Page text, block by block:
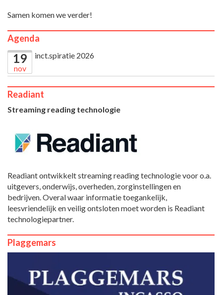
Samen komen we verder!
Agenda
19
nov
inct.spiratie 2026
Readiant
Streaming reading technologie
Readiant ontwikkelt streaming reading technologie voor o.a.
uitgevers, onderwijs, overheden, zorginstellingen en
bedrijven. Overal waar informatie toegankelijk,
leesvriendelijk en veilig ontsloten moet worden is Readiant
technologiepartner.
Plaggemars